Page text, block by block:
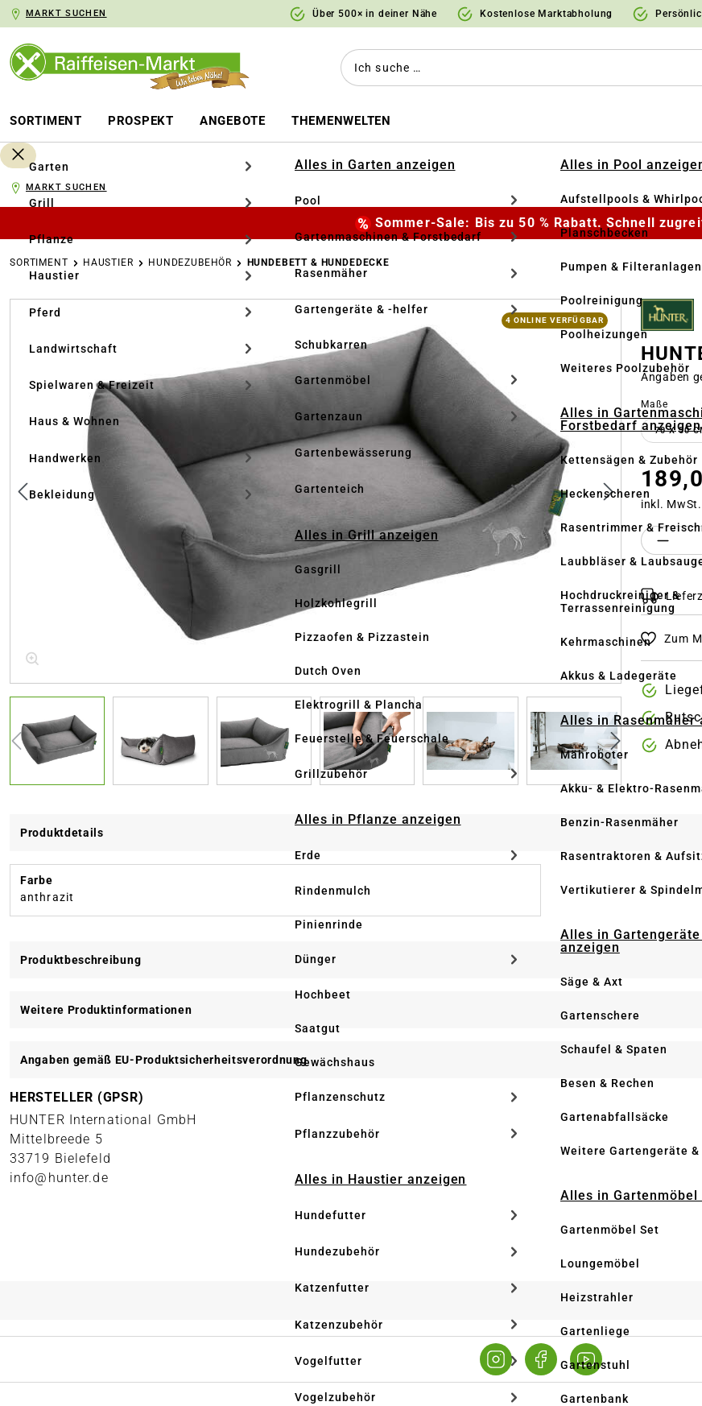
Zur Hauptnavigation springen
MARKT SUCHEN Über 500× in deiner Nähe Kostenlose Marktabholung
SORTIMENT PROSPEKT ANGEBOTE THEMENWELTEN
Garten
Grill
Pflanze
Haustier
Pferd
Landwirtschaft
Spielwaren & Freizeit
Haus & Wohnen
Handwerken
Bekleidung
Alles in Garten anzeigen
Pool
Gartenmaschinen & Forstbedarf
Rasenmäher
Gartengeräte & -helfer
Schubkarren
Gartenmöbel
Gartenzaun
Gartenbewässerung
Gartenteich
Alles in Grill anzeigen
Gasgrill
Holzkohlegrill
Pizzaofen & Pizzastein
Dutch Oven
Elektrogrill & Plancha
Feuerstelle & Feuerschale
Grillzubehör
Alles in Pflanze anzeigen
Erde
Rindenmulch
Pinienrinde
Dünger
Hochbeet
Saatgut
Gewächshaus
Pflanzenschutz
Pflanzzubehör
Alles in Haustier anzeigen
Hundefutter
Hundezubehör
Katzenfutter
Katzenzubehör
Vogelfutter
Vogelzubehör
Alles in Pool
Aufstellpools &
Planschbecken
Pumpen & Filteranlagen
Poolreinigung
Poolheizungen
Weiteres Poolzubehör
Alles in
Forstbedarf anzeigen
Kettensägen & Zubehör
Heckenscheren
Rasentrimmer &
Laubbläser &
Hochdruckreiniger &
Terrassenreinigung
Kehrmaschinen
Akkus & Ladegeräte
Alles in Rasenmäher
Mähroboter
Akku- & Elektro-
Benzin-Rasenmäher
Rasentraktoren &
Vertikutierer &
Alles in
anzeigen
Säge & Axt
Gartenschere
Schaufel & Spaten
Besen & Rechen
Gartenabfallsäcke
Weitere Gartengeräte
Alles in Gartenmöbel
Gartenmöbel Set
Loungemöbel
Heizstrahler
Gartenliege
Gartenstuhl
Gartenbank
MARKT SUCHEN
Sommer-Sale: Bis zu 50 % Rabatt. Schnell
SORTIMENT HAUSTIER HUNDEZUBEHÖR HUNDEBETT & HUNDEDECKE
Bildergalerie überspringen
4 ONLINE VERFÜGBAR
Angaben
Maße
70 X 50
inkl.
Zum
Produktdetails
Farbe
anthrazit
Produktbeschreibung
Weitere Produktinformationen
Angaben gemäß EU-Produktsicherheitsverordnung
HERSTELLER (GPSR)
HUNTER International GmbH
Mittelbreede 5
33719 Bielefeld
info@hunter.de